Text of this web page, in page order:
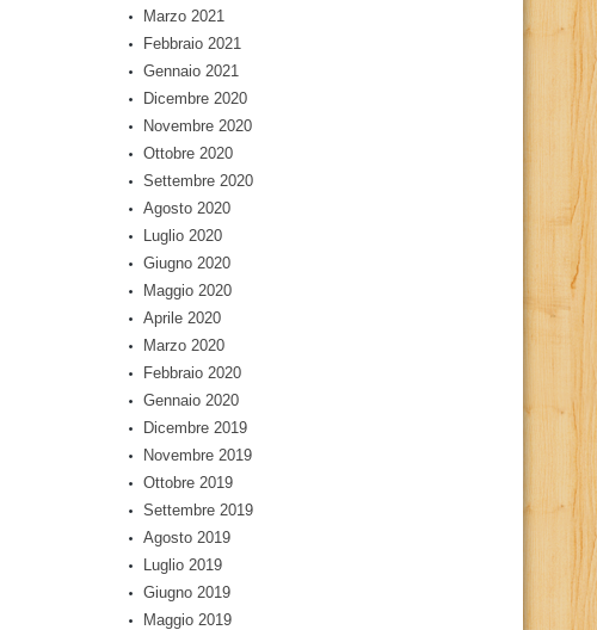
Marzo 2021
Febbraio 2021
Gennaio 2021
Dicembre 2020
Novembre 2020
Ottobre 2020
Settembre 2020
Agosto 2020
Luglio 2020
Giugno 2020
Maggio 2020
Aprile 2020
Marzo 2020
Febbraio 2020
Gennaio 2020
Dicembre 2019
Novembre 2019
Ottobre 2019
Settembre 2019
Agosto 2019
Luglio 2019
Giugno 2019
Maggio 2019